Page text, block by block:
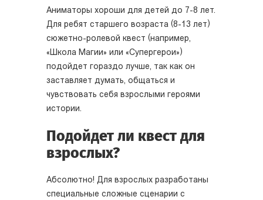
Аниматоры хороши для детей до 7-8 лет.
Для ребят старшего возраста (8-13 лет)
сюжетно-ролевой квест (например,
«Школа Магии» или «Супергерои»)
подойдет гораздо лучше, так как он
заставляет думать, общаться и
чувствовать себя взрослыми героями
истории.
Подойдет ли квест для
взрослых?
Абсолютно! Для взрослых разработаны
специальные сложные сценарии с